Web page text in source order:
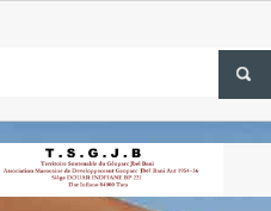
post-inondations
a Dakhla et
Tata
renforce les vols Paris-